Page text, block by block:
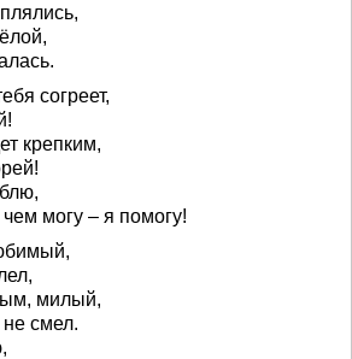
согреет,
крепким,
могу – я помогу!
милый,
не смел.